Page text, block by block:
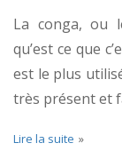
La conga, ou
qu’est ce que
est le plus
très présent et
Lire la suite